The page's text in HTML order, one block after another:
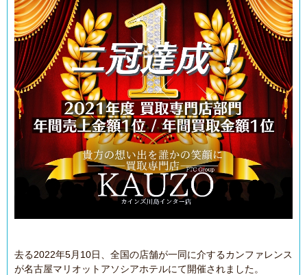
去る2022年5月10日、全国の店舗が一同に介するカンファレンス
が名古屋マリオットアソシアホテルにて開催されました。